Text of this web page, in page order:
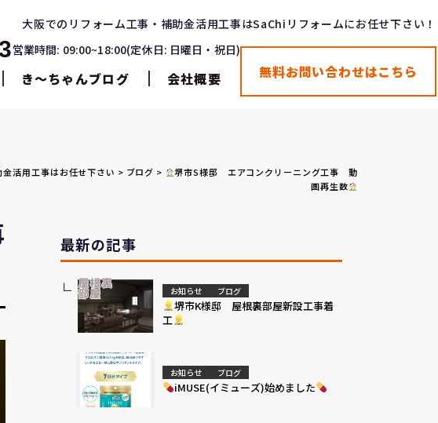
大阪でのリフォーム工事・補助金活用工事はSaChiリフォームにお任せ下さい！
営業時間: 09:00~18:00(定休日: 日曜日・祝日)
き〜ちゃんブログ 会社概要 無料お問い合わせはこちら
活用工事はお任せ下さい > ブログ >
堺市S様邸 エアコンクリーニング工事 動
画再生数
最新の記事
お知らせ ブログ
堺市K様邸 屋根裏部屋新設工事着
工
お知らせ ブログ
iMUSE(イミューズ)始めました